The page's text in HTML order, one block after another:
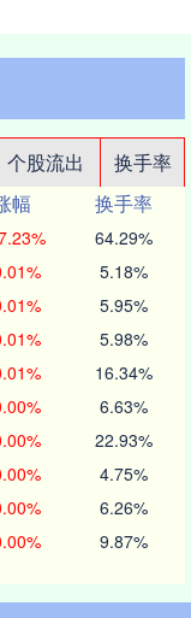
个股流出
换手率
幅
换手率
64.29%
5.18%
5.95%
5.98%
16.34%
6.63%
22.93%
4.75%
6.26%
9.87%